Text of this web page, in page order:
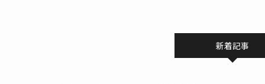
新着記事